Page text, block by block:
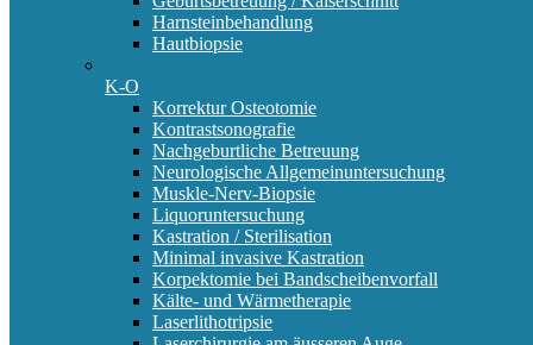
Harnsteinbehandlung
Hautbiopsie
K-O
Korrektur Osteotomie
Kontrastsonografie
Nachgeburtliche Betreuung
Neurologische Allgemeinuntersuchung
Muskle-Nerv-Biopsie
Liquoruntersuchung
Kastration / Sterilisation
Minimal invasive Kastration
Korpektomie bei Bandscheibenvorfall
Kälte- und Wärmetherapie
Laserlithotripsie